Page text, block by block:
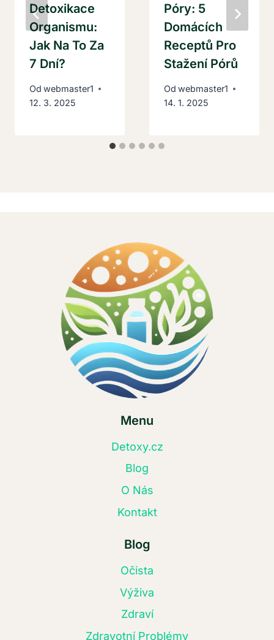
Detoxikace
Organismu:
Jak Na To Za
7 Dní?
Od webmaster1
12. 3. 2025
Póry: 5
Domácích
Receptů Pro
Stažení Pórů
Od webmaster1
14. 1. 2025
Menu
Detoxy.cz
Blog
O Nás
Kontakt
Blog
Očista
Výživa
Zdraví
Zdravotní Problémy